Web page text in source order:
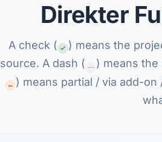
Direkter
A check (
) means the
source. A dash ( — ) means
~ ) means partial / via add-